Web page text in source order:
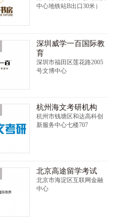
中心地铁站B出口30米）
深圳威学一百国际教
育
深圳市福田区莲花路2005
号文博中心
杭州海文考研机构
杭州市钱塘区和达高科创
新服务中心七楼707
北京高途留学考试
北京市海淀区互联网金融
中心